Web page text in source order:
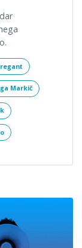
Markič